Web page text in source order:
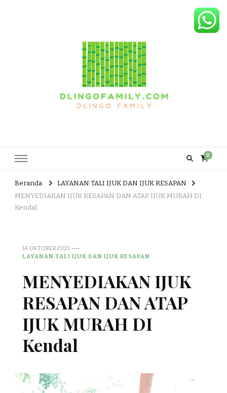
0
Beranda
LAYANAN TALI IJUK DAN IJUK RESAPAN
MENYEDIAKAN IJUK RESAPAN DAN ATAP IJUK MURAH DI
Kendal
14 OKTOBER 2021
LAYANAN TALI IJUK DAN IJUK RESAPAN
MENYEDIAKAN IJUK
RESAPAN DAN ATAP
IJUK MURAH DI
Kendal